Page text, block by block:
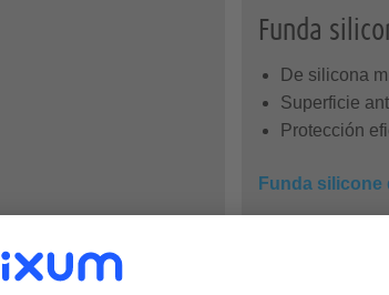
Funda
De silicona
Superficie
Protección
Funda silicone